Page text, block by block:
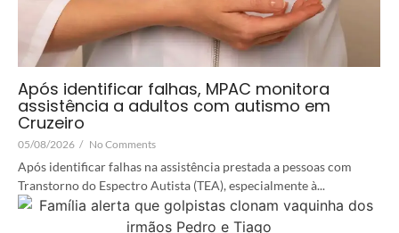
Após identificar falhas, MPAC monitora
assistência a adultos com autismo em
Cruzeiro
05/08/2026 / No Comments
Após identificar falhas na assistência prestada a pessoas com
Transtorno do Espectro Autista (TEA), especialmente à...